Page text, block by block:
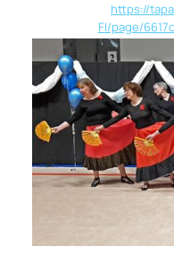
https://
FI/page/